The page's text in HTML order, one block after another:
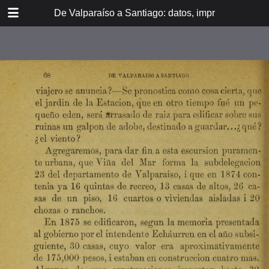
De Valparaíso a Santiago: datos, impresiones,
DOWNLOAD
Itinerario del ferrocarril de
Valparaíso a Santiago
espresamente grabado en Paris en
madera para esta obra
Dedicatoria
A los viajeros
En la Estación de Valparaíso
El banquete de inauguración i el
motín de Oyarce
Viña del Mar
Bosquejo histórico
El Salto